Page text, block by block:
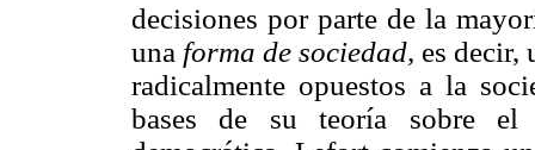
decisiones por parte de la
una forma de sociedad, es decir,
radicalmente opuestos a la
bases de su teoría sobre el